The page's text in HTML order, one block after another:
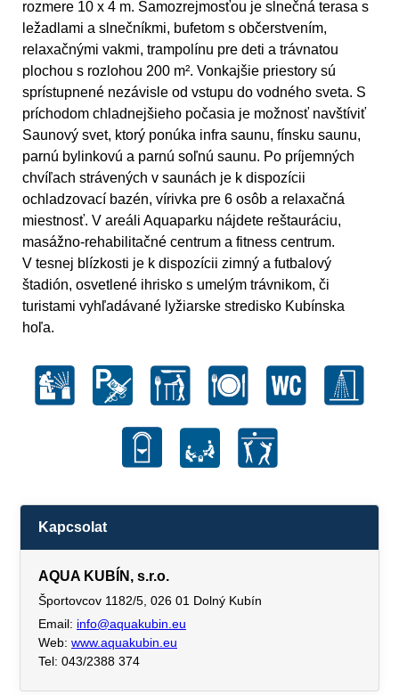
rozmere 10 x 4 m. Samozrejmosťou je slnečná terasa s
ležadlami a slnečníkmi, bufetom s občerstvením,
relaxačnými vakmi, trampolínu pre deti a trávnatou
plochou s rozlohou 200 m². Vonkajšie priestory sú
sprístupnené nezávisle od vstupu do vodného sveta. S
príchodom chladnejšieho počasia je možnosť navštíviť
Saunový svet, ktorý ponúka infra saunu, fínsku saunu,
parnú bylinkovú a parnú soľnú saunu. Po príjemných
chvíľach strávených v saunách je k dispozícii
ochladzovací bazén, vírivka pre 6 osôb a relaxačná
miestnosť. V areáli Aquaparku nájdete reštauráciu,
masážno-rehabilitačné centrum a fitness centrum.
V tesnej blízkosti je k dispozícii zimný a futbalový
štadión, osvetlené ihrisko s umelým trávnikom, či
turistami vyhľadávané lyžiarske stredisko Kubínska
hoľa.
Kapcsolat
AQUA KUBÍN, s.r.o.
Športovcov 1182/5, 026 01 Dolný Kubín
Email: info@aquakubin.eu
Web: www.aquakubin.eu
Tel: 043/2388 374